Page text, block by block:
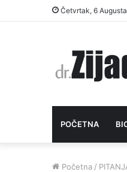
Četvrtak, 6
POČETNA
Početna /